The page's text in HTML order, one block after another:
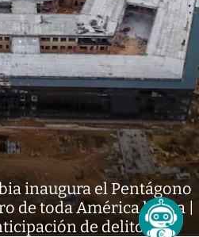
inaugura el Pentágono
de toda América latina |
de delitos